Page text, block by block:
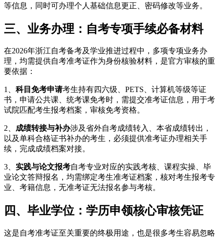
等信息，同时可办理个人基础信息更正、密码修改等业务。
三、业务办理：自考专项手续必备材料
在2026年浙江自考备考及学业推进过程中，多项专项业务办
理，均需提供自考准考证作为身份核验材料，是官方审核的重
要依据：
1、 科目免考申请考生持有四六级、PETS、计算机等级等证
书，申请公共课、统考课免考时，需提交准考证信息，用于考
试院匹配考生报考档案，审核免考资格。
2、 成绩转接与补办涉及省外自考成绩转入、本省成绩转出，
以及单科合格证书补办的考生，必须提供准考证办理相关手
续，完成成绩档案对接。
3、 实践与论文报考自考专业对应的实践考核、课程实操、毕
业论文答辩报名，均需绑定考生准考证档案，核对考生报考专
业、考籍信息，无准考证无法报名参与考核。
四、毕业学位：学历申领核心审核凭证
这是自考准考证至关重要的终极用途，也是很多考生容易忽略